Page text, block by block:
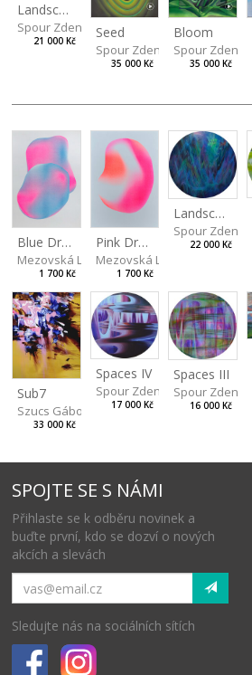
Landscape
Spour Zdeněk
21 000 Kč
Seed
Spour Zdeněk
35 000 Kč
Bloom
Spour Zdeněk
35 000 Kč
Blue Drops
Mezovská Livia
1 700 Kč
Pink Drop II
Mezovská Livia
1 700 Kč
Landscape III
Spour Zdeněk
22 000 Kč
Sub7
Szucs Gábor
33 000 Kč
Spaces IV
Spour Zdeněk
17 000 Kč
Spaces III
Spour Zdeněk
16 000 Kč
SPOJTE SE S NÁMI
Přihlaste se k odběru novinek a
buďte první, kdo se dozví o nových
akcích a slevách
Sledujte nás na sociálních sítích